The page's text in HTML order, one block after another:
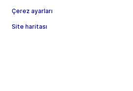
Çerez ayarları
Site haritası